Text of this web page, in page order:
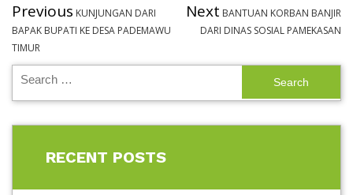
Previous KUNJUNGAN DARI
BAPAK BUPATI KE DESA PADEMAWU
TIMUR
Next BANTUAN KORBAN BANJIR
DARI DINAS SOSIAL PAMEKASAN
RECENT POSTS